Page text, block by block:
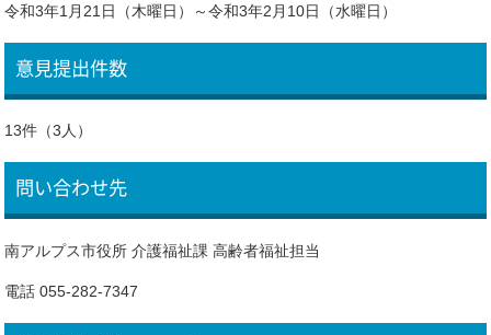
令和3年1月21日（木曜日）～令和3年2月10日（水曜日）
意見提出件数
13件（3人）
問い合わせ先
南アルプス市役所 介護福祉課 高齢者福祉担当
電話 055-282-7347